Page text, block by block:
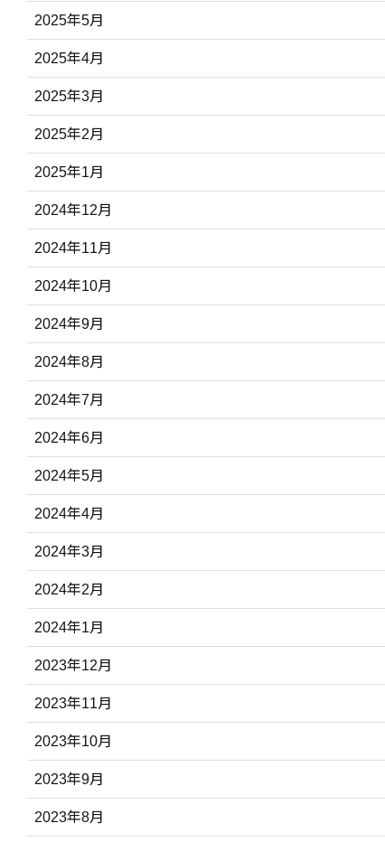
2025年5月
2025年4月
2025年3月
2025年2月
2025年1月
2024年12月
2024年11月
2024年10月
2024年9月
2024年8月
2024年7月
2024年6月
2024年5月
2024年4月
2024年3月
2024年2月
2024年1月
2023年12月
2023年11月
2023年10月
2023年9月
2023年8月